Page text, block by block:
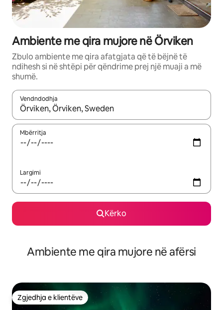
Ambiente me qira mujore në Örviken
Zbulo ambiente me qira afatgjata që të bëjnë të
ndihesh si në shtëpi për qëndrime prej një muaji a më
shumë.
Vendndodhja
Kur rezultatet të jenë të disponueshme, lëviz me butonat e
Mbërritja
Largimi
Kërko
Ambiente me qira mujore në afërsi
Zgjedhja e klientëve
Zgjedhja e klientëve